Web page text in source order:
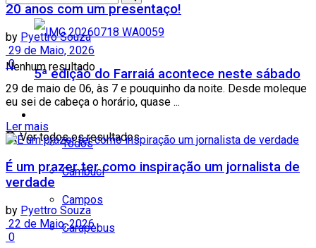
5ª edição do Farraiá acontece neste sábado
Todos
Cambuci
Campos
Carapebus
Nenhum resultado
Ver todos os resultados
20 anos com um presentaço!
by Pyettro Souza
29 de Maio, 2026
0
29 de maio de 06, às 7 e pouquinho da noite. Desde moleque
eu sei de cabeça o horário, quase ...
Ler mais
É um prazer ter como inspiração um jornalista de
verdade
by Pyettro Souza
22 de Maio, 2026
0